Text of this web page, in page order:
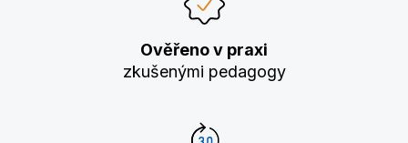
Ověřeno v praxi
zkušenými pedagogy